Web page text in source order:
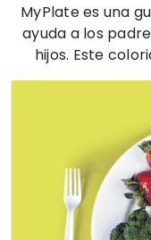
MyPlate es una
ayuda a los
hijos. Este